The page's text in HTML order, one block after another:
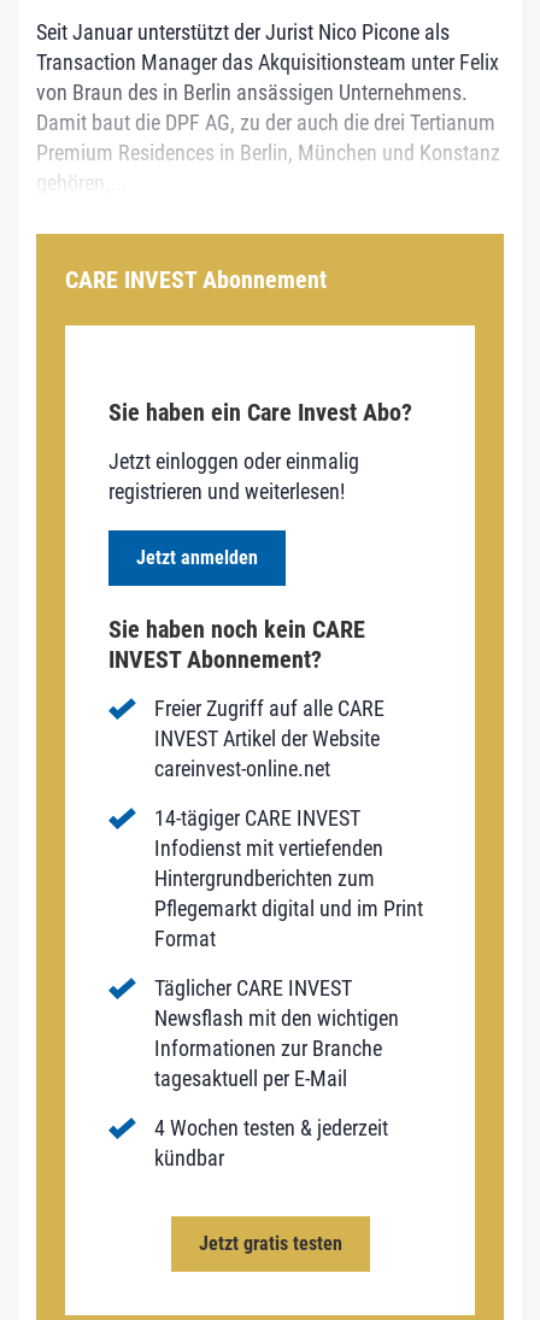
Seit Januar unterstützt der Jurist Nico Picone als
Transaction Manager das Akquisitionsteam unter Felix
von Braun des in Berlin ansässigen Unternehmens.
Damit baut die DPF AG, zu der auch die drei Tertianum
Premium Residences in Berlin, München und Konstanz
gehören,...
CARE INVEST Abonnement
Sie haben ein Care Invest Abo?
Jetzt einloggen oder einmalig
registrieren und weiterlesen!
Jetzt anmelden
Sie haben noch kein CARE
INVEST Abonnement?
Freier Zugriff auf alle CARE
INVEST Artikel der Website
careinvest-online.net
14-tägiger CARE INVEST
Infodienst mit vertiefenden
Hintergrundberichten zum
Pflegemarkt digital und im Print
Format
Täglicher CARE INVEST
Newsflash mit den wichtigen
Informationen zur Branche
tagesaktuell per E-Mail
4 Wochen testen & jederzeit
kündbar
Jetzt gratis testen